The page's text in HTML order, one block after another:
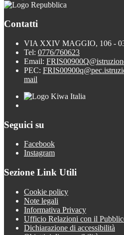
Contatti
VIA XXIV MAGGIO, 106 -
Tel: 0776/760623
Email:
PEC:
mail
Seguici su
Facebook
Instagram
Sezione Link Utili
Cookie policy
Note legali
Informativa Privacy
Ufficio Relazioni con il
Dichiarazione di accessibilità